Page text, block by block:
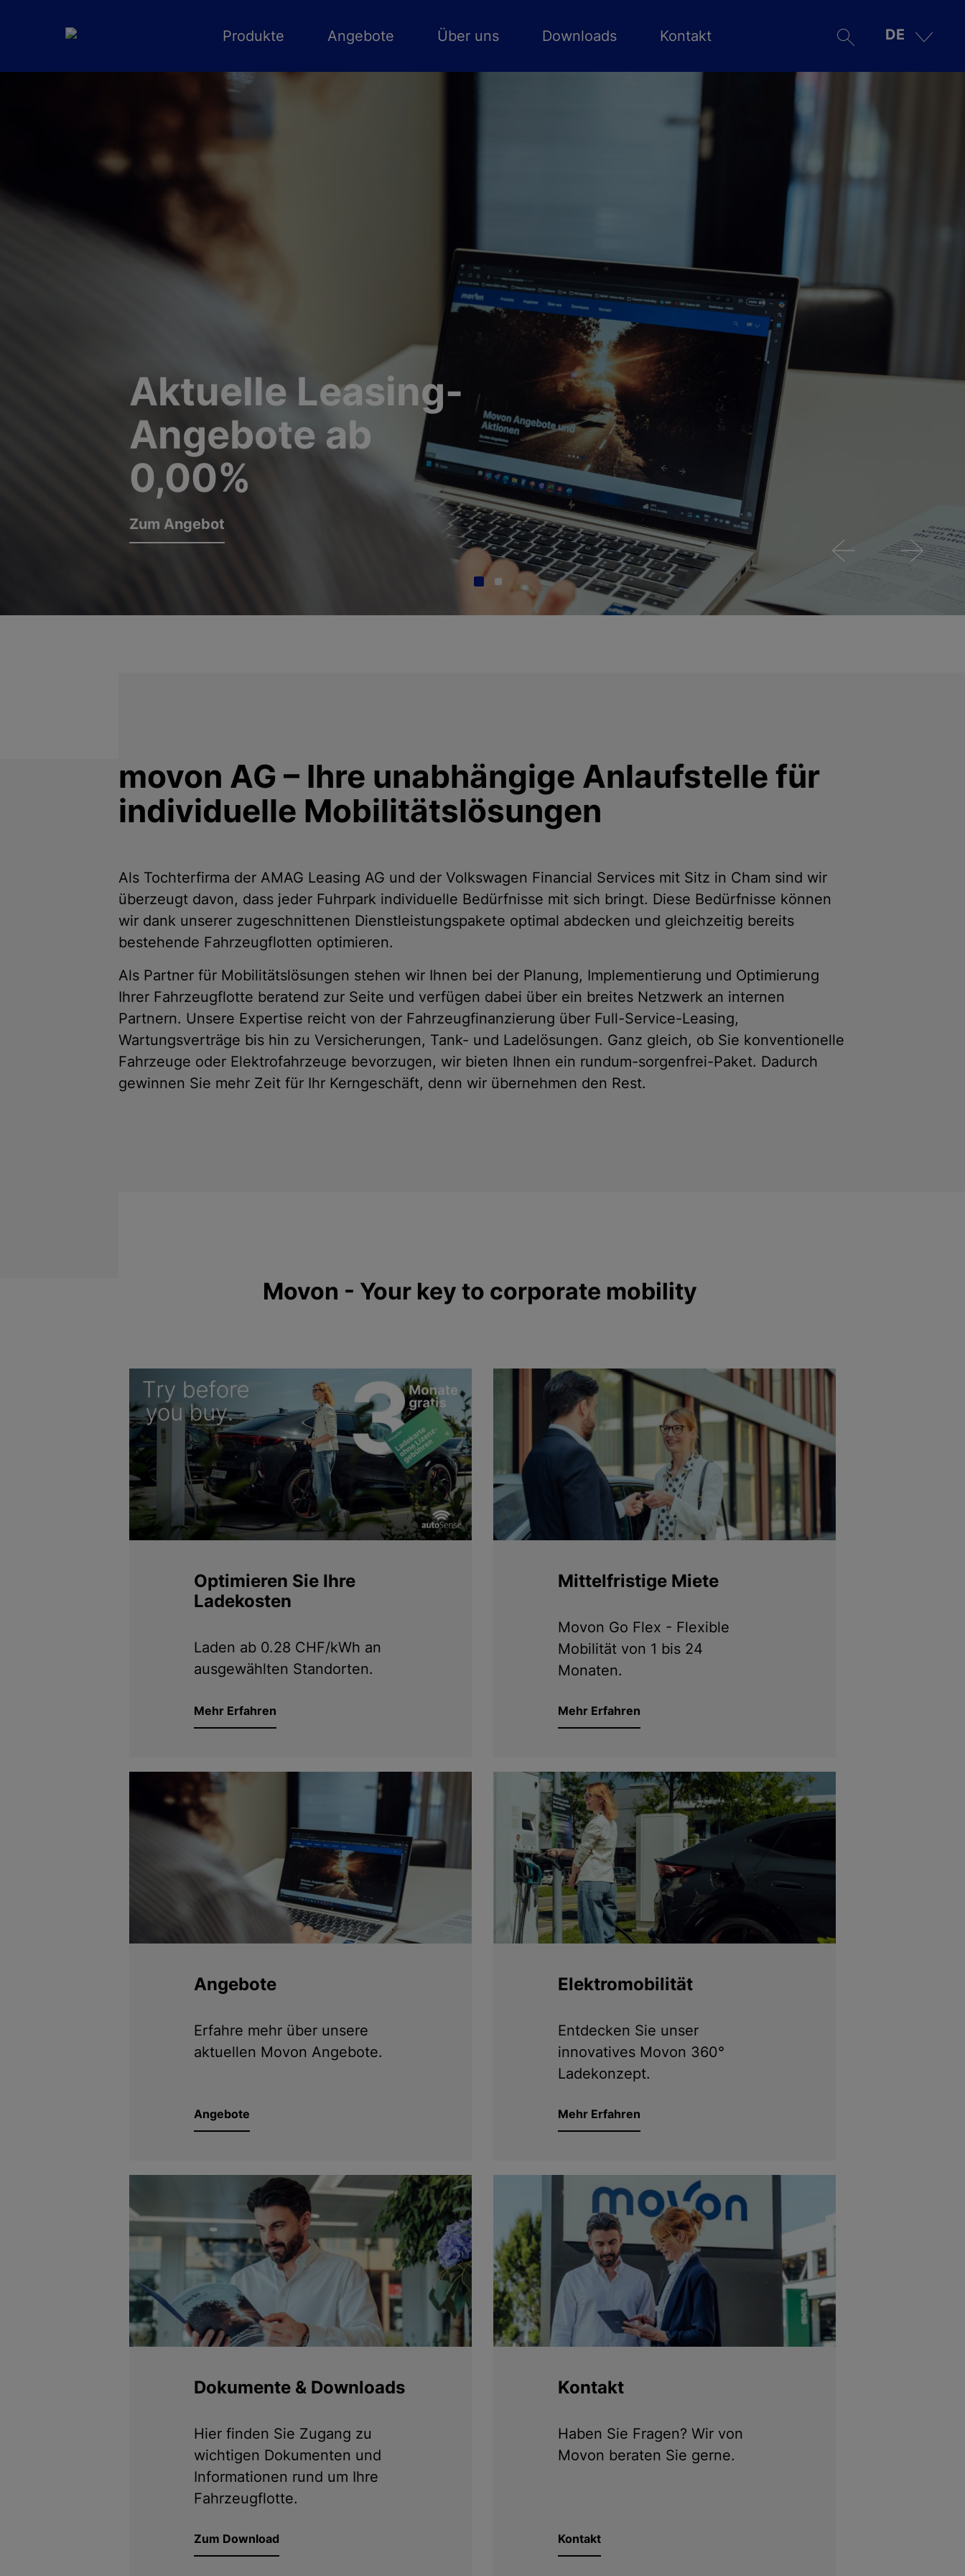
Produkte Angebote Über uns Downloads Kontakt DE
Aktuelle Leasing-
Angebote ab
0,00%
Zum Angebot
movon AG – Ihre unabhängige Anlaufstelle für
individuelle Mobilitätslösungen
Als Tochterfirma der AMAG Leasing AG und der Volkswagen Financial Services mit Sitz in Cham sind wir
überzeugt davon, dass jeder Fuhrpark individuelle Bedürfnisse mit sich bringt. Diese Bedürfnisse können
wir dank unserer zugeschnittenen Dienstleistungspakete optimal abdecken und gleichzeitig bereits
bestehende Fahrzeugflotten optimieren.
Als Partner für Mobilitätslösungen stehen wir Ihnen bei der Planung, Implementierung und Optimierung
Ihrer Fahrzeugflotte beratend zur Seite und verfügen dabei über ein breites Netzwerk an internen
Partnern. Unsere Expertise reicht von der Fahrzeugfinanzierung über Full-Service-Leasing,
Wartungsverträge bis hin zu Versicherungen, Tank- und Ladelösungen. Ganz gleich, ob Sie konventionelle
Fahrzeuge oder Elektrofahrzeuge bevorzugen, wir bieten Ihnen ein rundum-sorgenfrei-Paket. Dadurch
gewinnen Sie mehr Zeit für Ihr Kerngeschäft, denn wir übernehmen den Rest.
Movon - Your key to corporate mobility
Optimieren Sie Ihre
Ladekosten
Laden ab 0.28 CHF/kWh an
ausgewählten Standorten.
Mehr Erfahren
Mittelfristige Miete
Movon Go Flex - Flexible
Mobilität von 1 bis 24
Monaten.
Mehr Erfahren
Angebote
Erfahre mehr über unsere
aktuellen Movon Angebote.
Angebote
Elektromobilität
Entdecken Sie unser
innovatives Movon 360°
Ladekonzept.
Mehr Erfahren
Dokumente & Downloads
Hier finden Sie Zugang zu
wichtigen Dokumenten und
Informationen rund um Ihre
Fahrzeugflotte.
Zum Download
Kontakt
Haben Sie Fragen? Wir von
Movon beraten Sie gerne.
Kontakt